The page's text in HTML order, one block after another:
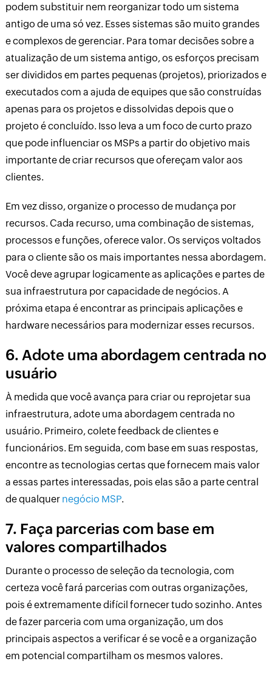
podem substituir nem reorganizar todo um sistema
antigo de uma só vez. Esses sistemas são muito grandes
e complexos de gerenciar. Para tomar decisões sobre a
atualização de um sistema antigo, os esforços precisam
ser divididos em partes pequenas (projetos), priorizados e
executados com a ajuda de equipes que são construídas
apenas para os projetos e dissolvidas depois que o
projeto é concluído. Isso leva a um foco de curto prazo
que pode influenciar os MSPs a partir do objetivo mais
importante de criar recursos que ofereçam valor aos
clientes.
Em vez disso, organize o processo de mudança por
recursos. Cada recurso, uma combinação de sistemas,
processos e funções, oferece valor. Os serviços voltados
para o cliente são os mais importantes nessa abordagem.
Você deve agrupar logicamente as aplicações e partes de
sua infraestrutura por capacidade de negócios. A
próxima etapa é encontrar as principais aplicações e
hardware necessários para modernizar esses recursos.
6. Adote uma abordagem centrada no
usuário
À medida que você avança para criar ou reprojetar sua
infraestrutura, adote uma abordagem centrada no
usuário. Primeiro, colete feedback de clientes e
funcionários. Em seguida, com base em suas respostas,
encontre as tecnologias certas que fornecem mais valor
a essas partes interessadas, pois elas são a parte central
de qualquer negócio MSP.
7. Faça parcerias com base em
valores compartilhados
Durante o processo de seleção da tecnologia, com
certeza você fará parcerias com outras organizações,
pois é extremamente difícil fornecer tudo sozinho. Antes
de fazer parceria com uma organização, um dos
principais aspectos a verificar é se você e a organização
em potencial compartilham os mesmos valores.